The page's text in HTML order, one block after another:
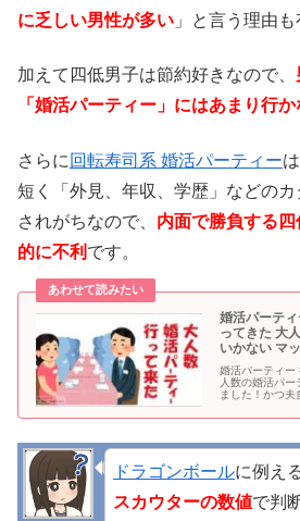
に乏しい男性が多い 」と言う理由も
加えて四低男子は節約好きなので、
「婚活パーティー」にはあまり行
さらに 回転寿司系 婚活パーティー
短く「外見、年収、学歴」などの
されがちなので、 内面で勝負する
的に不利 です。
婚活パーテ
ってきた 大
いかない マ
婚活パーティー
人数の婚活パー
ました！かつ夫
ーは苦戦する
ーティー 欠点
ドラゴンボールに例え
スカウターの数値で判